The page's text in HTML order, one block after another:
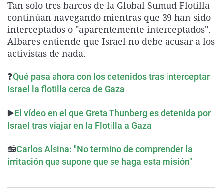
La rosa de los vientos
Gente viajera
Como el perro y el
Caso
Retornados
Equipo de
Extremadura
Galicia
La Rioja
País Vasco
Virales
Televisión
Elecciones
Tan solo tres barcos de la Global Sumud Flotilla
continúan navegando mientras que 39 han sido
interceptados o "aparentemente interceptados".
Albares entiende que Israel no debe acusar a los
activistas de nada.
❓Qué pasa ahora con los detenidos tras interceptar
Israel la flotilla cerca de Gaza
▶️El vídeo en el que Greta Thunberg es detenida por
Israel tras viajar en la Flotilla a Gaza
📻Carlos Alsina: "No termino de comprender la
irritación que supone que se haga esta misión"